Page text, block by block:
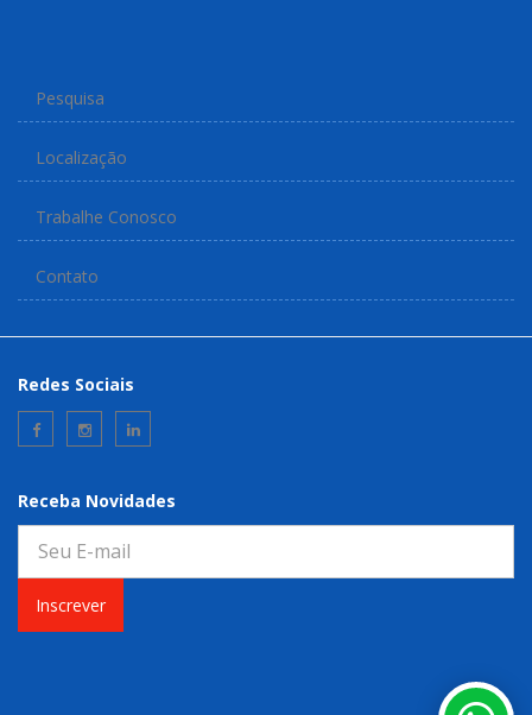
Pesquisa
Localização
Trabalhe Conosco
Contato
Redes Sociais
Receba Novidades
Inscrever